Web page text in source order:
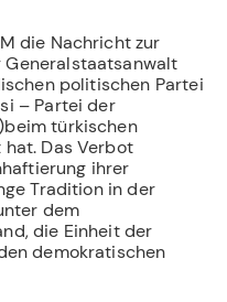
die Nachricht zur
Generalstaatsanwalt
politischen Partei
– Partei der
türkischen
Das Verbot
ihrer
Tradition in der
dem
die Einheit der
demokratischen